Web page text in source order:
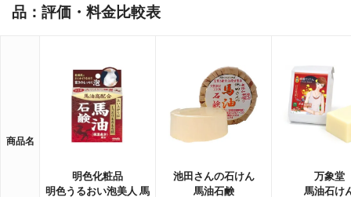
品：評価・料金比較表
商品名
明色化粧品
明色うるおい泡美人 馬
池田さんの石けん
馬油石鹸
万象堂
馬油石け